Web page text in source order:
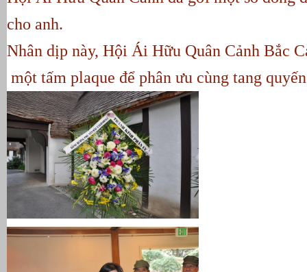
cho anh.
Nhân dịp này, Hội Ái Hữu Quân Cảnh Bắc
một tấm plaque để phân ưu cùng tang